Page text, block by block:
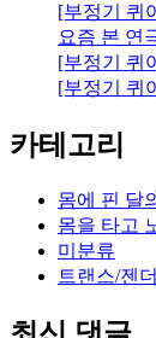
[부정기 퀴
요즘 본 연
[부정기 퀴
[부정기 퀴
카테고리
몸에 핀 달
몸을 타고
미분류
트랜스/젠